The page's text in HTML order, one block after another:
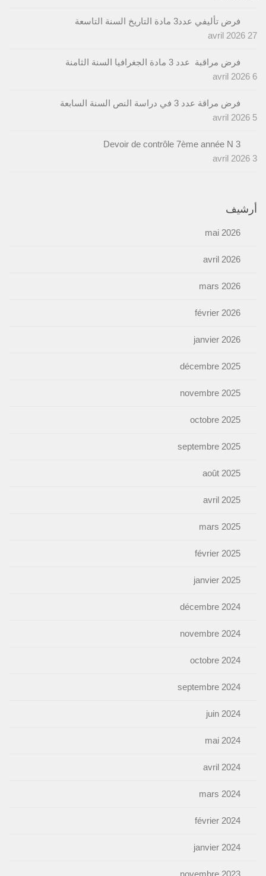
فرض تأليفي عدد3 مادة التاريخ السنة التاسعة
27 avril 2026
فرض مراقبة عدد 3 مادة الجغرافيا السنة الثامنة
6 avril 2026
فرض مراقة عدد 3 في دراسة النص السنة السابعة
5 avril 2026
Devoir de contrôle 7ème année N 3
3 avril 2026
أرشيف
mai 2026
avril 2026
mars 2026
février 2026
janvier 2026
décembre 2025
novembre 2025
octobre 2025
septembre 2025
août 2025
avril 2025
mars 2025
février 2025
janvier 2025
décembre 2024
novembre 2024
octobre 2024
septembre 2024
juin 2024
mai 2024
avril 2024
mars 2024
février 2024
janvier 2024
novembre 2023